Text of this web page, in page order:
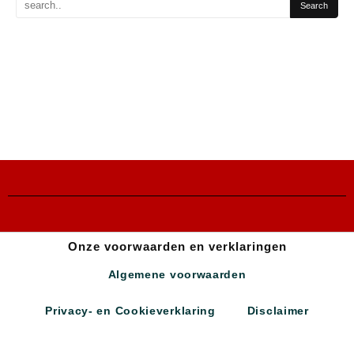
Onze voorwaarden en verklaringen
Algemene voorwaarden
Privacy- en Cookieverklaring Disclaimer